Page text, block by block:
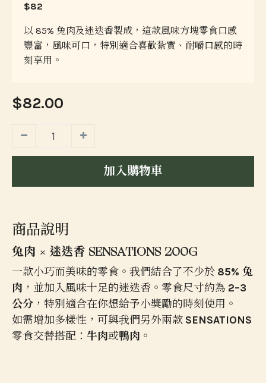
$82
以 85% 兔肉及迷迭香製成，這款風味方塊零食口感
豐富，風味可口，特別適合喜歡紮實、耐嚼口感的時
刻享用。
$82.00
加入購物車
商品說明
兔肉 × 迷迭香 SENSATIONS 200G
一款小巧而美味的零食。我們結合了不少於 85% 兔
肉 ，並加入風味十足的迷迭香。零食尺寸約為 2–3
公分 ，特別適合在你想給予小獎勵的時刻使用。
如需增加多樣性，可與我們另外兩款 SENSATIONS
零食交替搭配： 牛肉或鴨肉 。